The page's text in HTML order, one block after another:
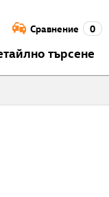
Сравнение 0
търсене